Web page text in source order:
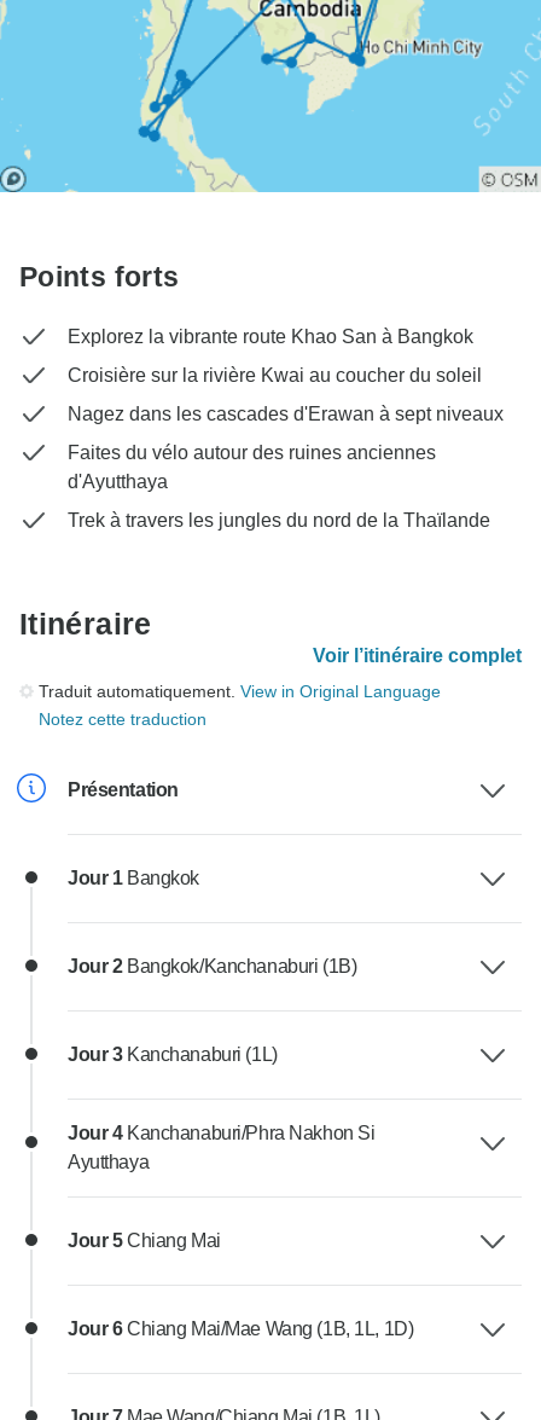
Points forts
Explorez la vibrante route Khao San à Bangkok
Croisière sur la rivière Kwai au coucher du soleil
Nagez dans les cascades d'Erawan à sept niveaux
Faites du vélo autour des ruines anciennes
d'Ayutthaya
Trek à travers les jungles du nord de la Thaïlande
Itinéraire
Voir l’itinéraire complet
Traduit automatiquement. View in Original Language
Notez cette traduction
Présentation
Jour 1 Bangkok
Jour 2 Bangkok/Kanchanaburi (1B)
Jour 3 Kanchanaburi (1L)
Jour 4 Kanchanaburi/Phra Nakhon Si
Ayutthaya
Jour 5Chiang Mai
Jour 6Chiang Mai/Mae Wang (1B, 1L, 1D)